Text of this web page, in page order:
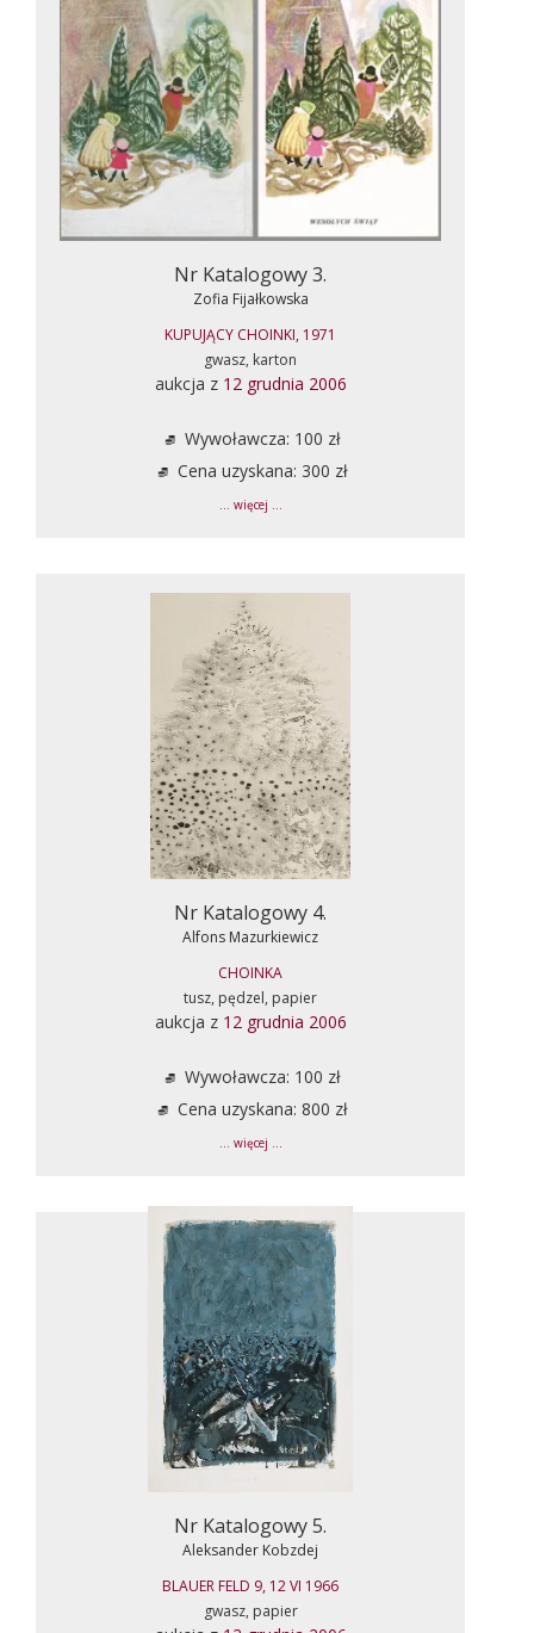
Nr Katalogowy 3.
Zofia Fijałkowska
KUPUJĄCY CHOINKI, 1971
gwasz, karton
aukcja z 12 grudnia 2006
Wywoławcza: 100 zł
Cena uzyskana: 300 zł
... więcej ...
Nr Katalogowy 4.
Alfons Mazurkiewicz
CHOINKA
tusz, pędzel, papier
aukcja z 12 grudnia 2006
Wywoławcza: 100 zł
Cena uzyskana: 800 zł
... więcej ...
Nr Katalogowy 5.
Aleksander Kobzdej
BLAUER FELD 9, 12 VI 1966
gwasz, papier